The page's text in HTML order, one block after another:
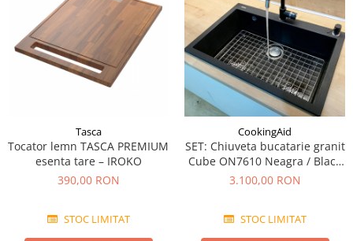
Tasca
Tocator lemn TASCA PREMIUM
esenta tare – IROKO
390,00 RON
STOC LIMITAT
CookingAid
SET: Chiuveta bucatarie granit
Cube ON7610 Neagra / Black
Metal quartz + Baterie
chiuveta + accesorii montaj
3.100,00 RON
STOC LIMITAT